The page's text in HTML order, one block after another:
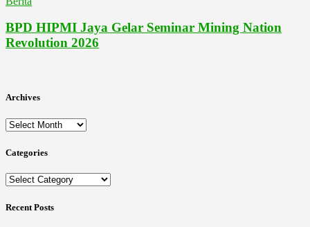
BPD HIPMI Jaya Gelar Seminar Mining Nation
Revolution 2026
Archives
Archives
Categories
Categories
Recent Posts